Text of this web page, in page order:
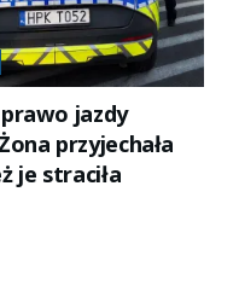
jazdy
przyjechała
je straciła